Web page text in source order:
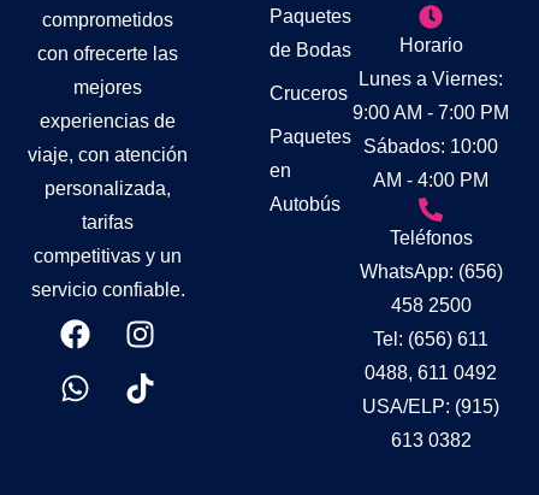
comprometidos
con ofrecerte las
mejores
experiencias de
viaje, con atención
personalizada,
tarifas
competitivas y un
servicio confiable.
Paquetes
de Bodas
Cruceros
Paquetes
en
Autobús
Horario
Lunes a Viernes:
9:00 AM - 7:00 PM
Sábados: 10:00
AM - 4:00 PM
Teléfonos
WhatsApp: (656)
458 2500
Tel: (656) 611
0488, 611 0492
USA/ELP: (915)
613 0382